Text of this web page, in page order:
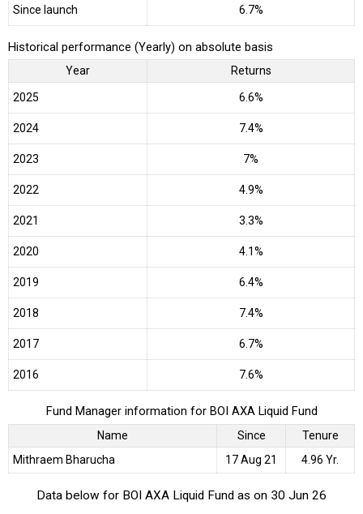
Since launch 6.7%
Historical performance (Yearly) on absolute basis
Year Returns
2025 6.6%
2024 7.4%
2023 7%
2022 4.9%
2021 3.3%
2020 4.1%
2019 6.4%
2018 7.4%
2017 6.7%
2016 7.6%
Fund Manager information for BOI AXA Liquid Fund
Name Since
Tenure
Mithraem Bharucha
17 Aug 21 4.96 Yr.
Data below for BOI AXA Liquid Fund as on 30 Jun 26